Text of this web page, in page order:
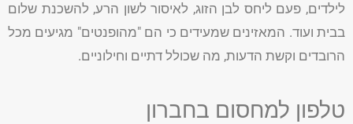
לילדים, פעם ליחס לבן הזוג, לאיסור לשון הרע, להשכנת שלום
בבית ועוד. המאזינים שמעידים כי הם "מהופנטים" מגיעים מכל
הרובדים וקשת הדעות, מה שכולל דתיים וחילוניים.
טלפון למחסום בחברון